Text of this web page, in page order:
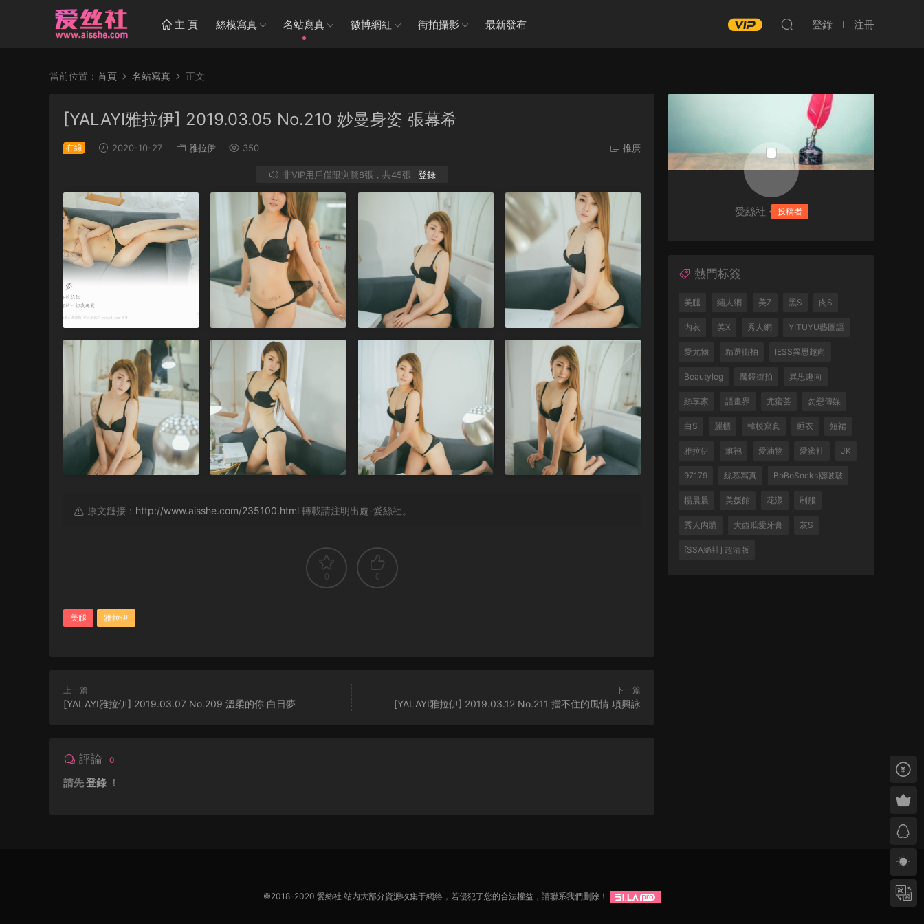
主 頁 絲模寫真 名站寫真 微博網紅 街拍攝影 最新發布 登錄 注冊
當前位置： 首頁 名站寫真 正文
[YALAYI雅拉伊] 2019.03.05 No.210 妙曼身姿 張幕希
在線 2020-10-27 雅拉伊 350 推廣
非VIP用戶僅限浏覽8張，共45張 登錄
原文鏈接： http://www.aisshe.com/235100.html 轉載請注明出處-愛絲社。
0 0
美腿 雅拉伊
上一篇
[YALAYI雅拉伊] 2019.03.07 No.209 溫柔的你 白日夢
下一篇
[YALAYI雅拉伊] 2019.03.12 No.211 擋不住的風情 項興詠
評論 0
請先登錄 ！
愛絲社 投稿者
熱門标簽
美腿 繡人網 美Z 黑S 肉S
内衣 美X 秀人網 YITUYU藝圖語
愛尤物 精選街拍 IESS異思趣向
Beautyleg 魔鏡街拍 異思趣向
絲享家 語畫界 尤蜜荟 勿戀傳媒
白S 麗櫃 韓模寫真 睡衣 短裙
雅拉伊 旗袍 愛油物 愛蜜社 JK
97179 絲慕寫真 BoBoSocks襪啵啵
楊晨晨 美媛館 花漾 制服
秀人内購 大西瓜愛牙膏 灰S
[SSA絲社] 超清版
©2018-2020 愛絲社 站内大部分資源收集于網絡，若侵犯了您的合法權益，請聯系我們删除！